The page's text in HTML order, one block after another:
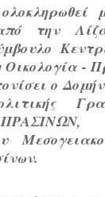
από την
-
ο